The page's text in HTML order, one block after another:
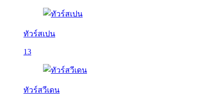
ทัวร์สเปน
13
ทัวร์สวีเดน